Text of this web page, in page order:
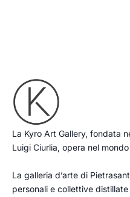
La Kyro Art Gallery, fondata
Luigi Ciurlia, opera nel
La galleria d’arte di
personali e collettive